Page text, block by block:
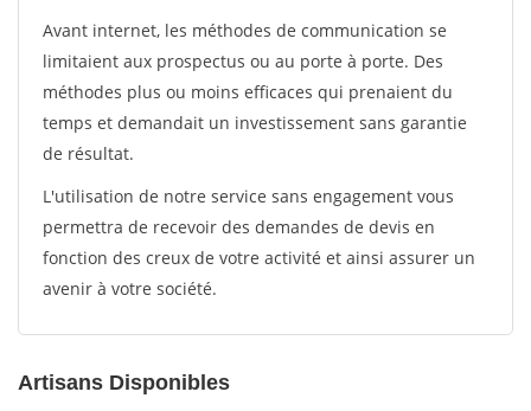
Avant internet, les méthodes de communication se
limitaient aux prospectus ou au porte à porte. Des
méthodes plus ou moins efficaces qui prenaient du
temps et demandait un investissement sans garantie
de résultat.
L'utilisation de notre service sans engagement vous
permettra de recevoir des demandes de devis en
fonction des creux de votre activité et ainsi assurer un
avenir à votre société.
Artisans Disponibles